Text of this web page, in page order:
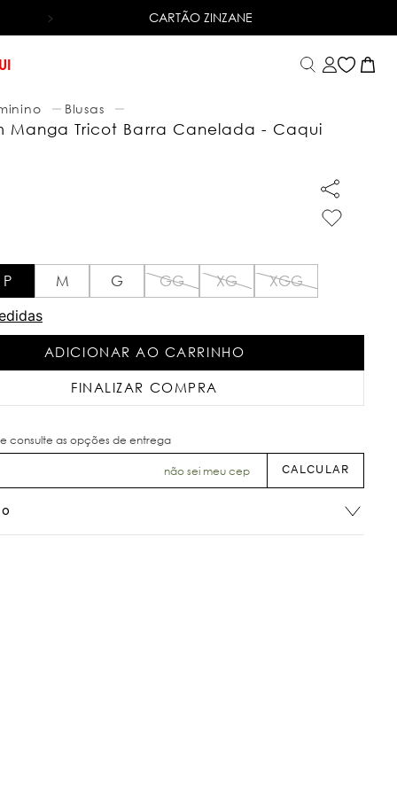
6X SEM JUROSNO CARTÃO DE CRÉDITO
CARTÃO ZINZANE
Blusas
Manga Tricot Barra Canelada - Caqui
P M G GG XG
XGG
ADICIONAR AO CARRINHO
FINALIZAR COMPRA
não sei meu cep